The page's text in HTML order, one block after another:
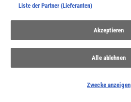
Liste der Partner (Lieferanten)
Akzeptieren
Alle ablehnen
Zwecke anzeigen